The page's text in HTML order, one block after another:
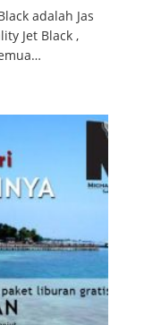
adalah Jas
Jet Black ,